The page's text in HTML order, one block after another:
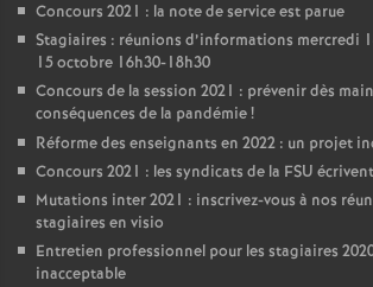
Concours 2021 : la note de service est parue
Stagiaires : réunions d’informations mercredi
15 octobre 16h30-18h30
Concours de la session 2021 : prévenir dès
conséquences de la pandémie!
Réforme des enseignants en 2022 : un projet
Concours 2021 : les syndicats de la FSU
Mutations inter 2021 : inscrivez-vous à nos
stagiaires en visio
Entretien professionnel pour les stagiaires
inacceptable